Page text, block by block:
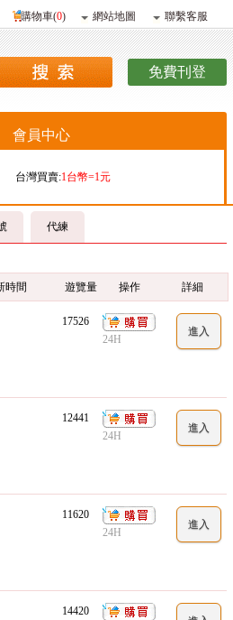
購物車(0) 網站地圖 聯繫客服
免費刊登
會員中心
台灣買賣:1台幣=1元
香港購買:1港幣=4.09元
香港販賣:1港幣=4.13元
代練
時間 遊覽量 操作 詳細
17526
24H
12441
24H
11620
24H
14420